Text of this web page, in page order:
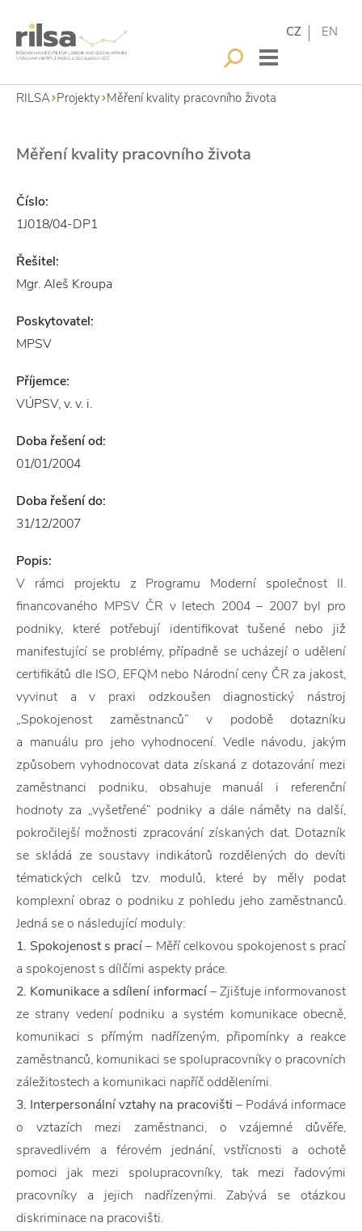
CZ EN
RILSA Projekty Měření kvality pracovního života
Měření kvality pracovního života
Číslo:
1J018/04-DP1
Řešitel:
Mgr. Aleš Kroupa
Poskytovatel:
MPSV
Příjemce:
VÚPSV, v. v. i.
Doba řešení od:
01/01/2004
Doba řešení do:
31/12/2007
Popis:
V rámci projektu z Programu Moderní společnost II.
financovaného MPSV ČR v letech 2004 – 2007 byl pro
podniky, které potřebují identifikovat tušené nebo již
manifestující se problémy, případně se ucházejí o udělení
certifikátů dle ISO, EFQM nebo Národní ceny ČR za jakost,
vyvinut a v praxi odzkoušen diagnostický nástroj
„Spokojenost zaměstnanců“ v podobě dotazníku
a manuálu pro jeho vyhodnocení. Vedle návodu, jakým
způsobem vyhodnocovat data získaná z dotazování mezi
zaměstnanci podniku, obsahuje manuál i referenční
hodnoty za „vyšetřené“ podniky a dále náměty na další,
pokročilejší možnosti zpracování získaných dat. Dotazník
se skládá ze soustavy indikátorů rozdělených do devíti
tématických celků tzv. modulů, které by měly podat
komplexní obraz o podniku z pohledu jeho zaměstnanců.
Jedná se o následující moduly:
1. Spokojenost s prací– Měří celkovou spokojenost s prací
a spokojenost s dílčími aspekty práce.
2. Komunikace a sdílení informací– Zjišťuje informovanost
ze strany vedení podniku a systém komunikace obecně,
komunikaci s přímým nadřízeným, připomínky a reakce
zaměstnanců, komunikaci se spolupracovníky o pracovních
záležitostech a komunikaci napříč odděleními.
3. Interpersonální vztahy na pracovišti – Podává informace
o vztazích mezi zaměstnanci, o vzájemné důvěře,
spravedlivém a férovém jednání, vstřícnosti a ochotě
pomoci jak mezi spolupracovníky, tak mezi řadovými
pracovníky a jejich nadřízenými. Zabývá se otázkou
diskriminace na pracovišti.